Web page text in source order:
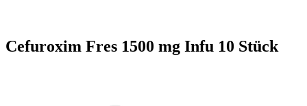
Cefuroxim Fres 1500 mg Infu 10 Stück